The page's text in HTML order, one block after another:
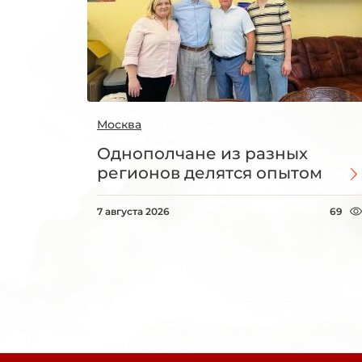
Москва
Однополчане из разных
регионов делятся опытом
7 августа 2026 69